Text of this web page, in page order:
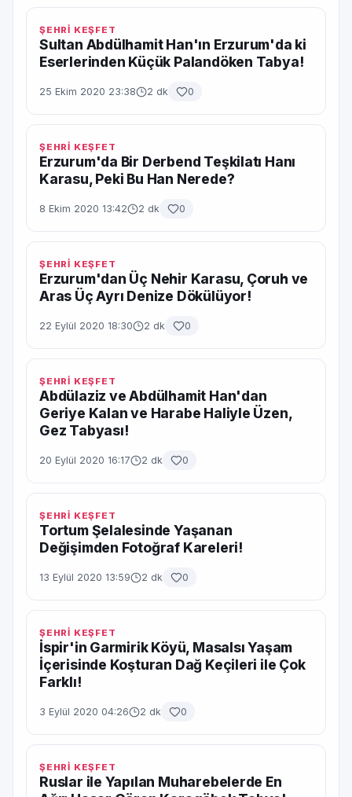
ŞEHRİ KEŞFET
Sultan Abdülhamit Han'ın Erzurum'da ki
Eserlerinden Küçük Palandöken Tabya!
25 Ekim 2020 23:38 2 dk 0
ŞEHRİ KEŞFET
Erzurum'da Bir Derbend Teşkilatı Hanı
Karasu, Peki Bu Han Nerede?
8 Ekim 2020 13:42 2 dk 0
ŞEHRİ KEŞFET
Erzurum'dan Üç Nehir Karasu, Çoruh ve
Aras Üç Ayrı Denize Dökülüyor!
22 Eylül 2020 18:30 2 dk 0
ŞEHRİ KEŞFET
Abdülaziz ve Abdülhamit Han'dan
Geriye Kalan ve Harabe Haliyle Üzen,
Gez Tabyası!
20 Eylül 2020 16:17 2 dk 0
ŞEHRİ KEŞFET
Tortum Şelalesinde Yaşanan
Değişimden Fotoğraf Kareleri!
13 Eylül 2020 13:59 2 dk 0
ŞEHRİ KEŞFET
İspir'in Garmirik Köyü, Masalsı Yaşam
İçerisinde Koşturan Dağ Keçileri ile Çok
Farklı!
3 Eylül 2020 04:26 2 dk 0
ŞEHRİ KEŞFET
Ruslar ile Yapılan Muharebelerde En